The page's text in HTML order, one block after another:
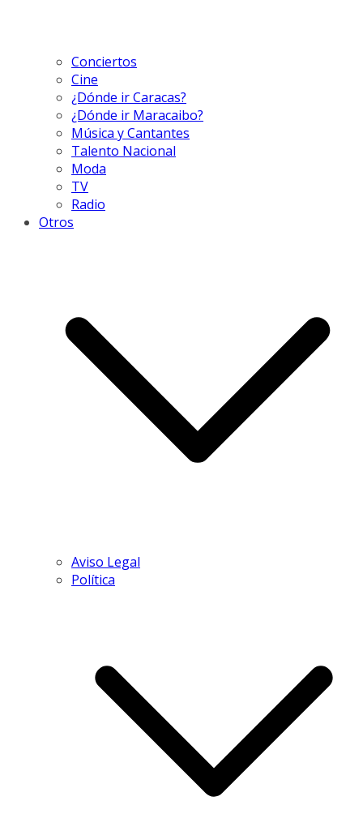
Conciertos
Cine
¿Dónde ir Caracas?
¿Dónde ir Maracaibo?
Música y Cantantes
Talento Nacional
Moda
TV
Radio
Otros
Aviso Legal
Política